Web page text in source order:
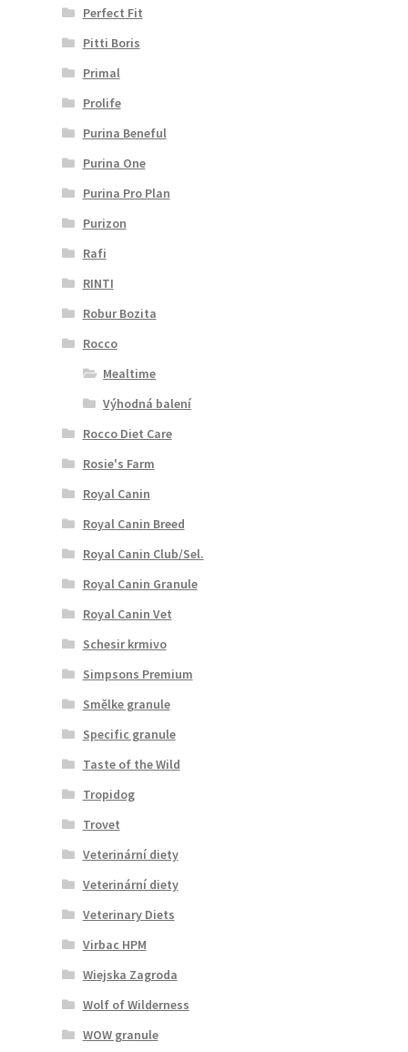
Perfect Fit
Pitti Boris
Primal
Prolife
Purina Beneful
Purina One
Purina Pro Plan
Purizon
Rafi
RINTI
Robur Bozita
Rocco
Mealtime
Výhodná balení
Rocco Diet Care
Rosie's Farm
Royal Canin
Royal Canin Breed
Royal Canin Club/Sel.
Royal Canin Granule
Royal Canin Vet
Schesir krmivo
Simpsons Premium
Smělke granule
Specific granule
Taste of the Wild
Tropidog
Trovet
Veterinární diety
Veterinární diety
Veterinary Diets
Virbac HPM
Wiejska Zagroda
Wolf of Wilderness
WOW granule